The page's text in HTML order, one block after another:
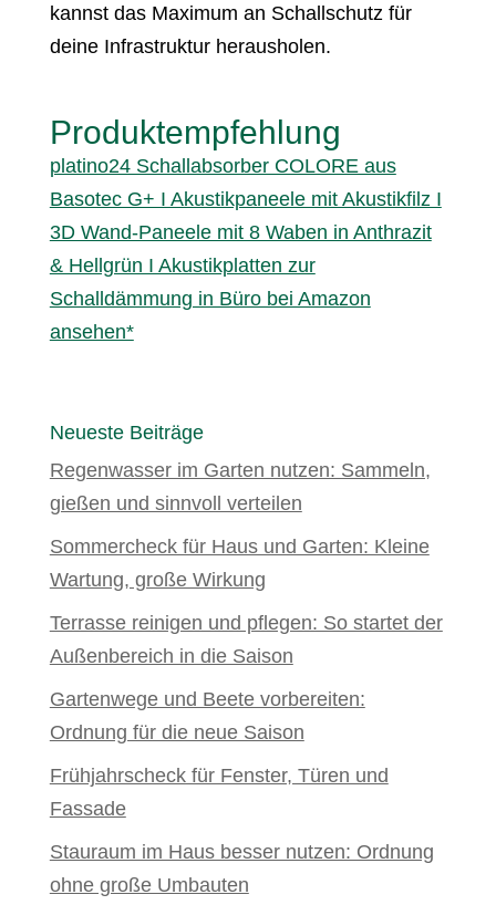
kannst das Maximum an Schallschutz für
deine Infrastruktur herausholen.
Produktempfehlung
platino24 Schallabsorber COLORE aus
Basotec G+ I Akustikpaneele mit Akustikfilz I
3D Wand-Paneele mit 8 Waben in Anthrazit
& Hellgrün I Akustikplatten zur
Schalldämmung in Büro bei Amazon
ansehen*
Neueste Beiträge
Regenwasser im Garten nutzen: Sammeln,
gießen und sinnvoll verteilen
Sommercheck für Haus und Garten: Kleine
Wartung, große Wirkung
Terrasse reinigen und pflegen: So startet der
Außenbereich in die Saison
Gartenwege und Beete vorbereiten:
Ordnung für die neue Saison
Frühjahrscheck für Fenster, Türen und
Fassade
Stauraum im Haus besser nutzen: Ordnung
ohne große Umbauten